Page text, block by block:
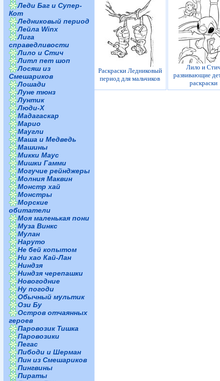
Леди Баг и Супер-
Кот
Ледниковый период
Лейла Winx
Лига
справедливости
Лило и Стич
Литл пет шоп
Лосяш из
Смешариков
Лошади
Луне тюнз
Лунтик
Люди-Х
Мадагаскар
Марио
Маугли
Маша и Медведь
Машины
Микки Маус
Мишки Гамми
Могучие рейнджеры
Молния Маквин
Монстр хай
Монстры
Морские
обитатели
Моя маленькая пони
Муза Винкс
Мулан
Наруто
Не бей копытом
Ни хао Кай-Лан
Ниндзя
Ниндзя черепашки
Новогодние
Ну погоди
Обычный мультик
Ози Бу
Остров отчаянных
героев
Паровозик Тишка
Паровозики
Пегас
Пибоди и Шерман
Пин из Смешариков
Пингвины
Пираты
Раскраски Ледниковый
период для мальчиков
Лило и
развивающие
раскраски